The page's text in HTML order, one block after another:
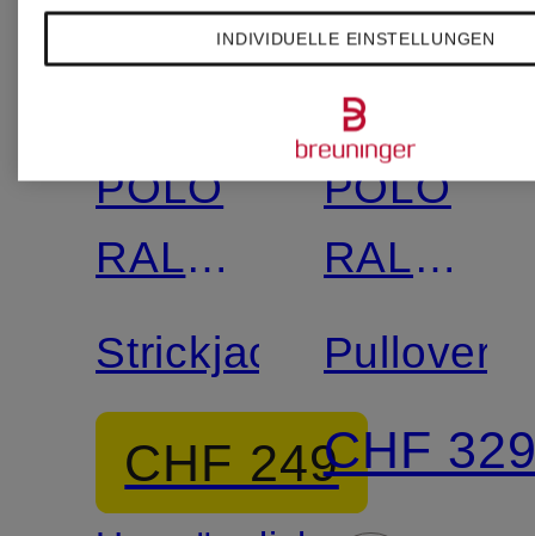
POLO
RALPH
LAUREN
Strickjacke
CHF 249
POLO
RALPH
LAUREN
Pullover
CHF
INDIVIDUELLE EINSTELLUNGEN